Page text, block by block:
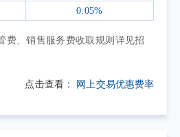
成长标的，整体呈现结构
对稳健；下游需求偏弱的
一定程度上体现了中小市
0.05%
费、销售服务费收取规则详见招
点击查看： 网上交易优惠费率